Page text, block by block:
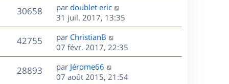
g
e
s
s
a
g
e
s
r
m
e
s
s
a
g
e
e
n
i
e
r
m
e
s
s
30658V
u
s
D
e
r
n
i
e
r
m
par doublet eric
31 juil. 2017, 13:35
42755V
u
e
D
e
r
n
i
par ChristianB
07 févr. 2017, 22:35
28893V
D
e
par Jérome66
07 août 2015, 21:54